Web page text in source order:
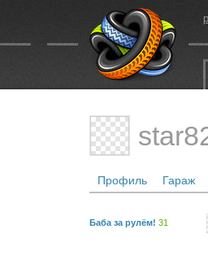
Профиль Гараж
Баба за рулём! 31